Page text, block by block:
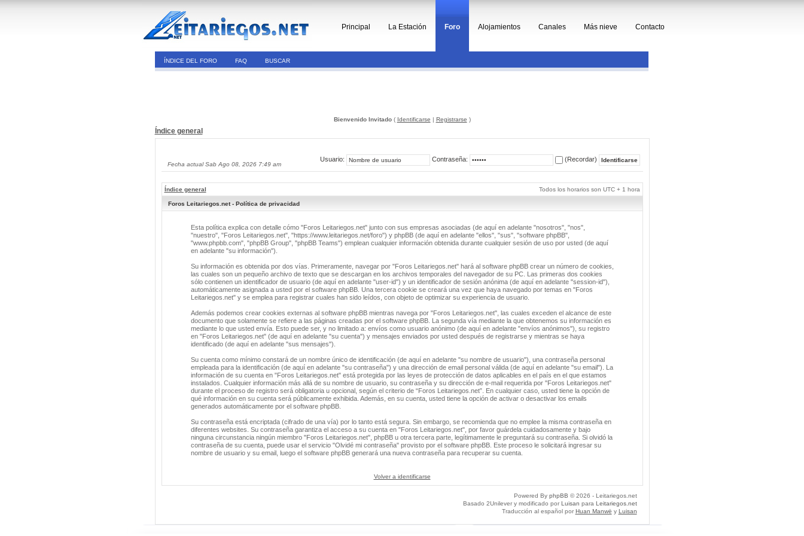
Principal La Estación Foro Alojamientos Canales Más nieve Contacto
ÍNDICE DEL FORO FAQ BUSCAR
Bienvenido Invitado( Identificarse | Registrarse )
Índice general
Fecha actual Sab Ago 08, 2026 7:49 am
Usuario: Contraseña: (Recordar)
Índice general Todos los horarios son UTC + 1 hora
Foros Leitariegos.net - Política de privacidad
Esta política explica con detalle cómo "Foros Leitariegos.net" junto con sus empresas asociadas (de aquí en adelante "nosotros", "nos",
"nuestro", "Foros Leitariegos.net", "https://www.leitariegos.net/foro") y phpBB (de aquí en adelante "ellos", "sus", "software phpBB",
"www.phpbb.com", "phpBB Group", "phpBB Teams") emplean cualquier información obtenida durante cualquier sesión de uso por usted (de aquí
en adelante "su información").
Su información es obtenida por dos vías. Primeramente, navegar por "Foros Leitariegos.net" hará al software phpBB crear un número de cookies,
las cuales son un pequeño archivo de texto que se descargan en los archivos temporales del navegador de su PC. Las primeras dos cookies
sólo contienen un identificador de usuario (de aquí en adelante "user-id") y un identificador de sesión anónima (de aquí en adelante "session-id"),
automáticamente asignada a usted por el software phpBB. Una tercera cookie se creará una vez que haya navegado por temas en "Foros
Leitariegos.net" y se emplea para registrar cuales han sido leídos, con objeto de optimizar su experiencia de usuario.
Además podemos crear cookies externas al software phpBB mientras navega por "Foros Leitariegos.net", las cuales exceden el alcance de este
documento que solamente se refiere a las páginas creadas por el software phpBB. La segunda vía mediante la que obtenemos su información es
mediante lo que usted envía. Esto puede ser, y no limitado a: envíos como usuario anónimo (de aquí en adelante "envíos anónimos"), su registro
en "Foros Leitariegos.net" (de aquí en adelante "su cuenta") y mensajes enviados por usted después de registrarse y mientras se haya
identificado (de aquí en adelante "sus mensajes").
Su cuenta como mínimo constará de un nombre único de identificación (de aquí en adelante "su nombre de usuario"), una contraseña personal
empleada para la identificación (de aquí en adelante "su contraseña") y una dirección de email personal válida (de aquí en adelante "su email"). La
información de su cuenta en "Foros Leitariegos.net" está protegida por las leyes de protección de datos aplicables en el país en el que estamos
instalados. Cualquier información más allá de su nombre de usuario, su contraseña y su dirección de e-mail requerida por "Foros Leitariegos.net"
durante el proceso de registro será obligatoria u opcional, según el criterio de “Foros Leitariegos.net”. En cualquier caso, usted tiene la opción de
qué información en su cuenta será públicamente exhibida. Además, en su cuenta, usted tiene la opción de activar o desactivar los emails
generados automáticamente por el software phpBB.
Su contraseña está encriptada (cifrado de una vía) por lo tanto está segura. Sin embargo, se recomienda que no emplee la misma contraseña en
diferentes websites. Su contraseña garantiza el acceso a su cuenta en "Foros Leitariegos.net", por favor guárdela cuidadosamente y bajo
ninguna circunstancia ningún miembro "Foros Leitariegos.net", phpBB u otra tercera parte, legítimamente le preguntará su contraseña. Si olvidó la
contraseña de su cuenta, puede usar el servicio "Olvidé mi contraseña" provisto por el software phpBB. Este proceso le solicitará ingresar su
nombre de usuario y su email, luego el software phpBB generará una nueva contraseña para recuperar su cuenta.
Volver a identificarse
Powered By phpBB © 2026 - Leitariegos.net
Basado 2Unilever y modificado por Luisan para Leitariegos.net
Traducción al español por Huan Manwë y Luisan